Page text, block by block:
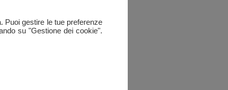
Puoi gestire le tue preferenze
su "Gestione dei cookie".